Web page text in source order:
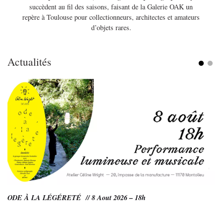
succèdent au fil des saisons, faisant de la Galerie OAK un
repère à Toulouse pour collectionneurs, architectes et amateurs
d’objets rares.
Actualités
ODE À LA LÉGÉRETÉ // 8 Aout 2026 – 18h